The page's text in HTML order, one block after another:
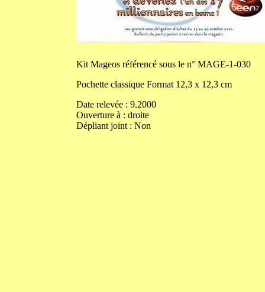
Kit Mageos référencé sous le n° MAGE-1-030
Pochette classique Format 12,3x 12,3cm
Date relevée : 9.2000
Ouverture à : droite
Dépliant joint : Non